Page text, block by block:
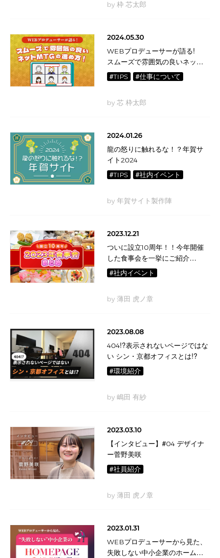
by 枠 芯太郎
2024.05.30
WEBプロデューサーが語る!
スムーズで雰囲気の良いネット
MTGの進め方
#TIPS #仕事について
by 芯 枠太郎
2024.01.26
龍の怒りに触れるな！？年賀サ
イト2024
#TIPS
#社内イベント
by 年賀サイト製作陣
2023.12.21
ついに設立10周年！！今年開催
した食事会を一挙にご紹介
Vol.2023
#社内イベント
by 薄田 虎ノ章
2023.08.08
404!?表示されないページではな
い シン・京都オフィスとは!?
#環境紹介
by 嶋田 有紗
2023.03.10
【インタビュー】#04 デザイナ
ー菅野美咲
#社員紹介
by 薄田 虎ノ章
2023.01.31
WEBプロデューサーから見た、
失敗しない中小企業のホームペ